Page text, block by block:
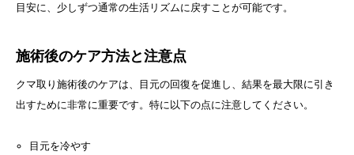
目安に、少しずつ通常の生活リズムに戻すことが可能です。
施術後のケア方法と注意点
クマ取り施術後のケアは、目元の回復を促進し、結果を最大限に引き
出すために非常に重要です。特に以下の点に注意してください。
目元を冷やす